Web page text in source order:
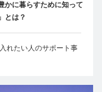
かに暮らすために知って
とは？
れたい人のサポート事